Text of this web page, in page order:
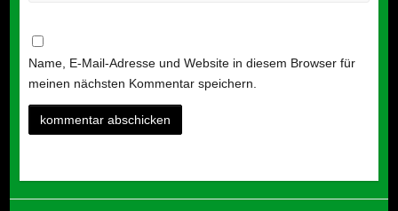
Name, E-Mail-Adresse und Website in diesem Browser für
meinen nächsten Kommentar speichern.